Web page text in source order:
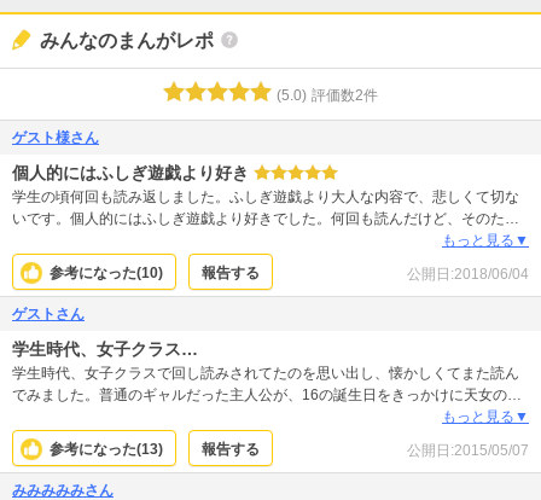
みんなのまんがレポ
(5.0) 評価数2件
ゲスト様さん
個人的にはふしぎ遊戯より好き
学生の頃何回も読み返しました。ふしぎ遊戯より大人な内容で、悲しくて切な
いです。個人的にはふしぎ遊戯より好きでした。何回も読んだけど、そのたび
に泣きました。そのくらい切ない、けどとても夢中になれる漫画です！もっと見る▼
参考になった(10) 報告する 公開日:2018/06/04
ゲストさん
学生時代、女子クラス…
学生時代、女子クラスで回し読みされてたのを思い出し、懐かしくてまた読ん
でみました。普通のギャルだった主人公が、16の誕生日をきっかけに天女の力
に目覚め、親族中から追われる身に。また双子の兄は親族の始祖の生まれ変わ
りとして親族中から大事にされる立場に。ただ楽しく日々を過ごしていた女の
子が、様々な辛い経験を経てどう成長していくのか。是非読んでみて下さい。
もっと見る▼
参考になった(13) 報告する 公開日:2015/05/07
みみみみみさん